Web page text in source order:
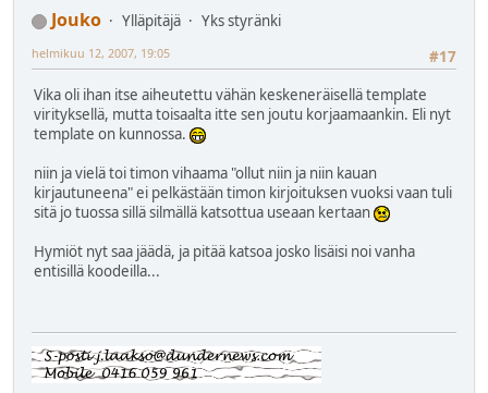
Jouko Ylläpitäjä
Yks styränki
#17
helmikuu 12, 2007, 19:05
Vika oli ihan itse aiheutettu vähän keskeneräisellä template
virityksellä, mutta toisaalta itte sen joutu korjaamaankin. Eli nyt
template on kunnossa.
niin ja vielä toi timon vihaama "ollut niin ja niin kauan
kirjautuneena" ei pelkästään timon kirjoituksen vuoksi vaan tuli
sitä jo tuossa sillä silmällä katsottua useaan kertaan
Hymiöt nyt saa jäädä, ja pitää katsoa josko lisäisi noi vanha
entisillä koodeilla...